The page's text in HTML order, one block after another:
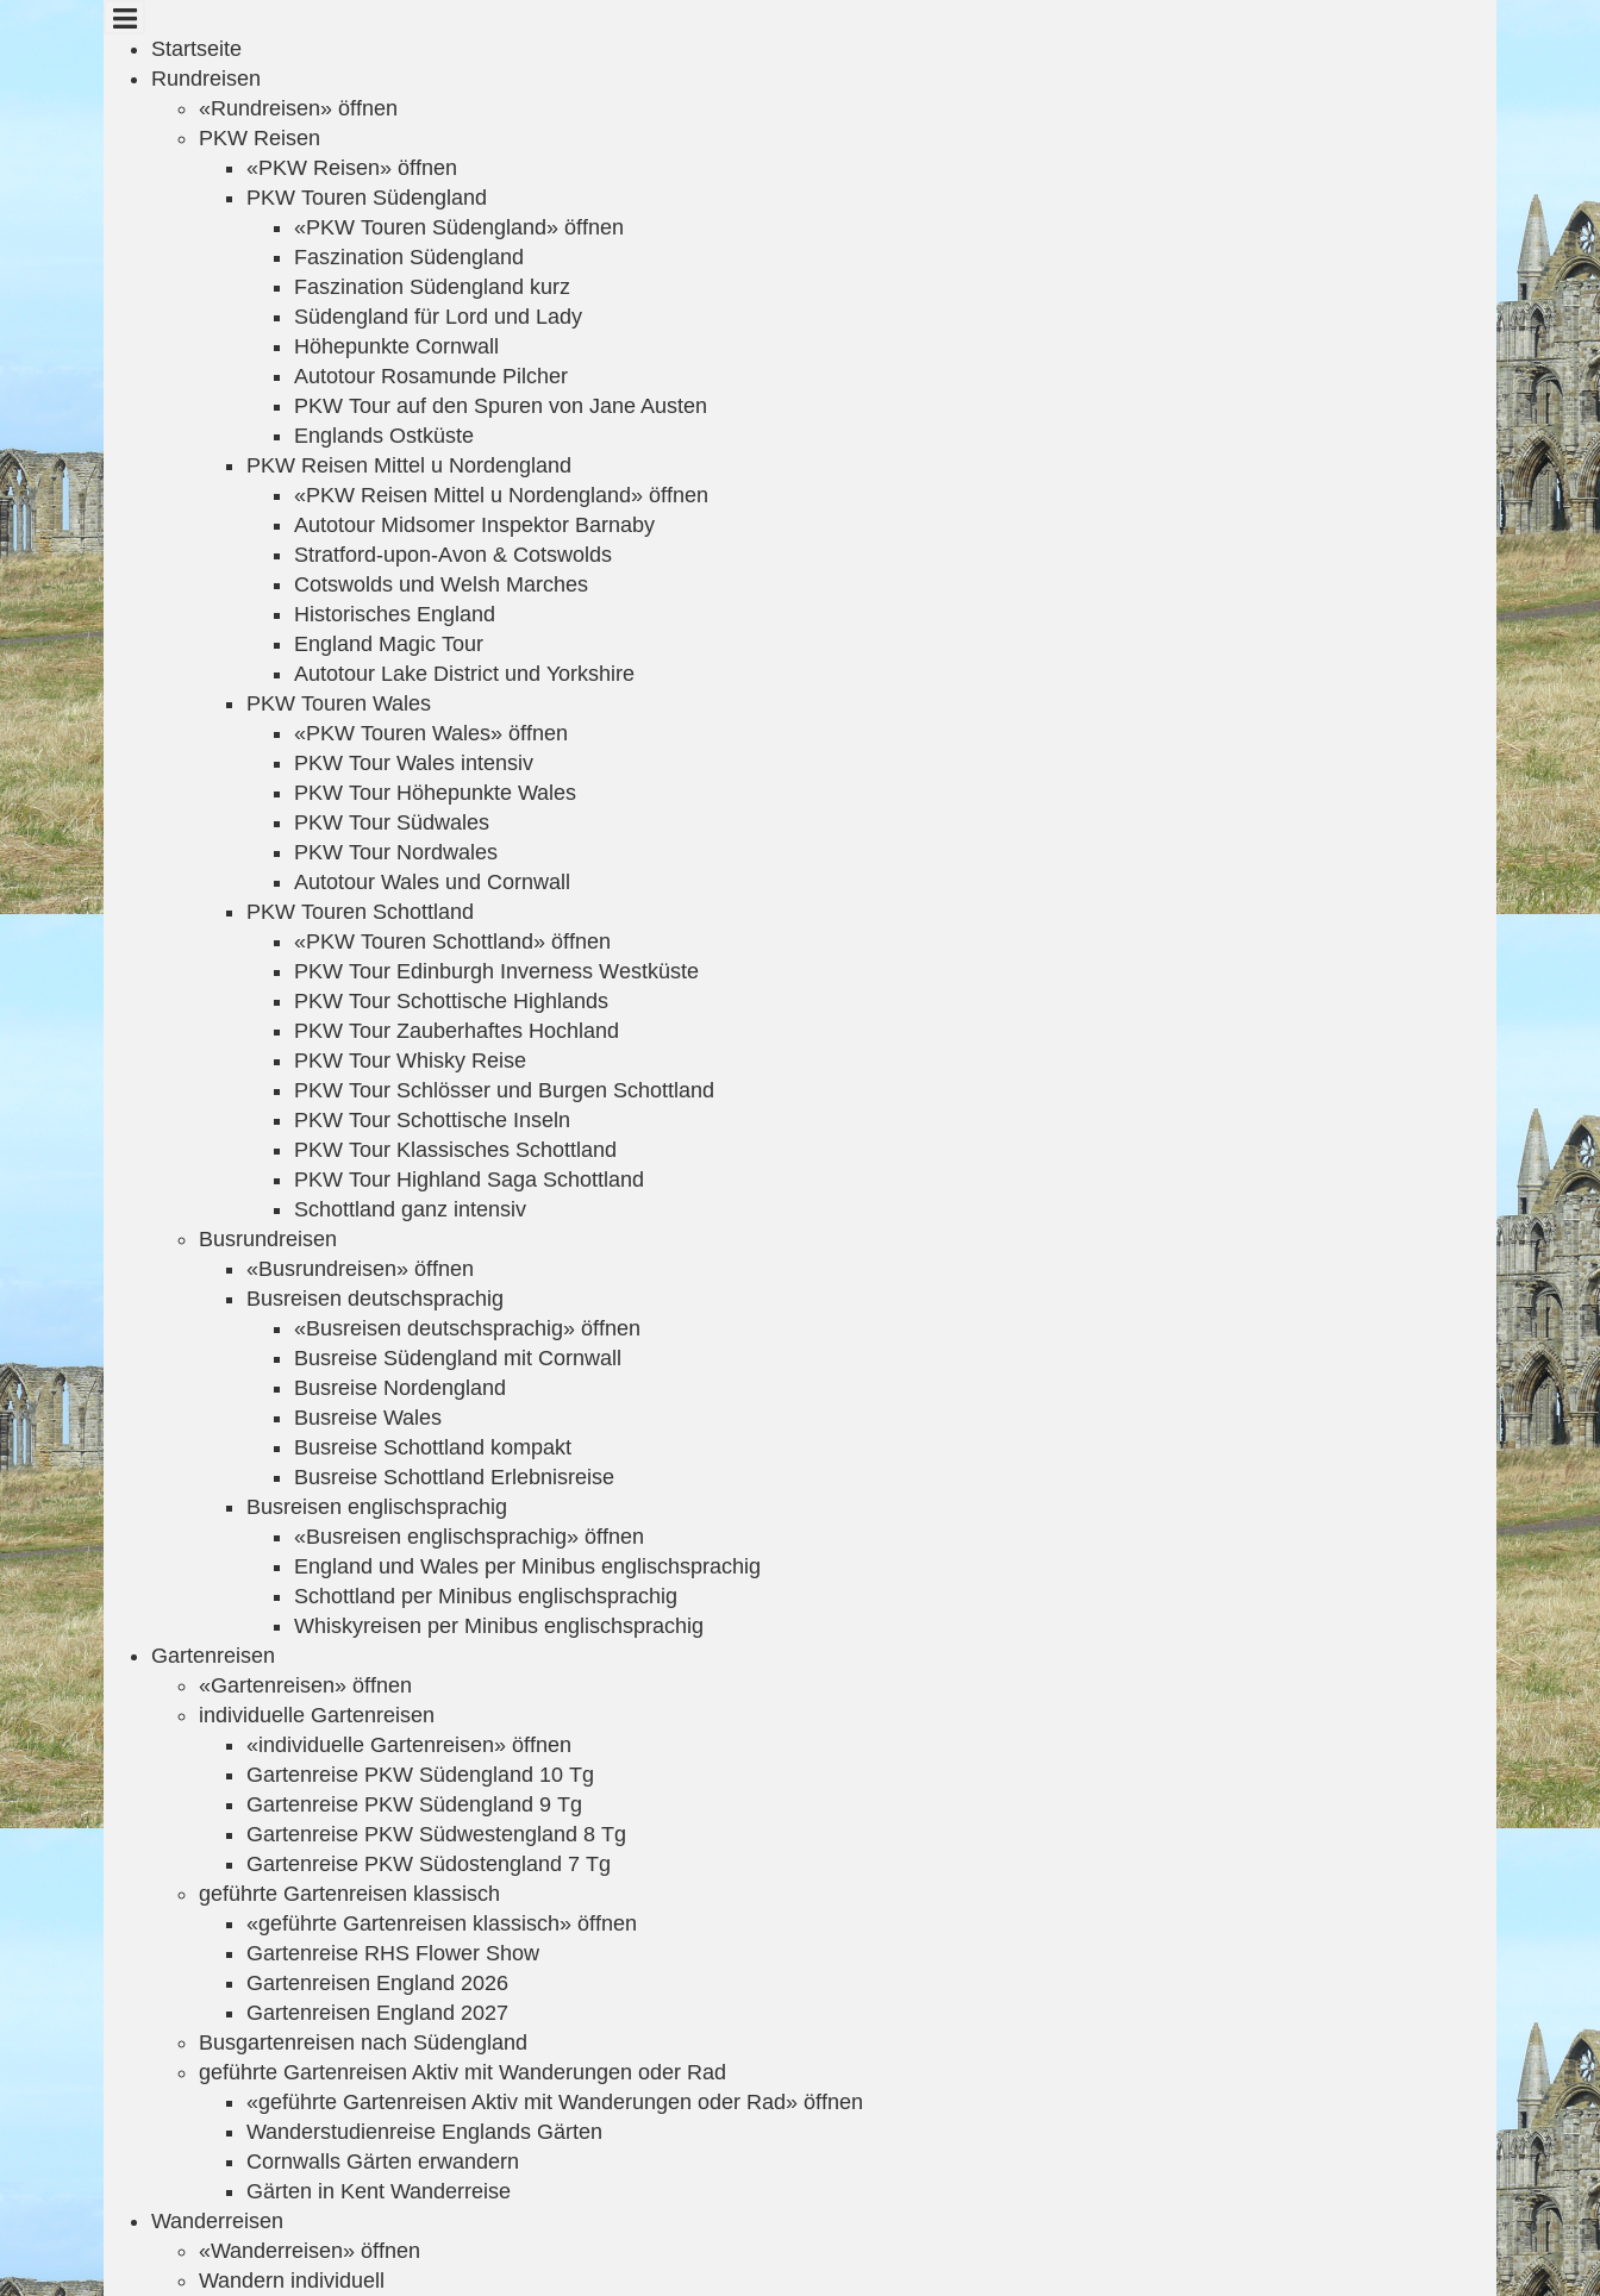
Startseite
Rundreisen
«Rundreisen» öffnen
PKW Reisen
«PKW Reisen» öffnen
PKW Touren Südengland
«PKW Touren Südengland» öffnen
Faszination Südengland
Faszination Südengland kurz
Südengland für Lord und Lady
Höhepunkte Cornwall
Autotour Rosamunde Pilcher
PKW Tour auf den Spuren von Jane Austen
Englands Ostküste
PKW Reisen Mittel u Nordengland
«PKW Reisen Mittel u Nordengland» öffnen
Autotour Midsomer Inspektor Barnaby
Stratford-upon-Avon & Cotswolds
Cotswolds und Welsh Marches
Historisches England
England Magic Tour
Autotour Lake District und Yorkshire
PKW Touren Wales
«PKW Touren Wales» öffnen
PKW Tour Wales intensiv
PKW Tour Höhepunkte Wales
PKW Tour Südwales
PKW Tour Nordwales
Autotour Wales und Cornwall
PKW Touren Schottland
«PKW Touren Schottland» öffnen
PKW Tour Edinburgh Inverness Westküste
PKW Tour Schottische Highlands
PKW Tour Zauberhaftes Hochland
PKW Tour Whisky Reise
PKW Tour Schlösser und Burgen Schottland
PKW Tour Schottische Inseln
PKW Tour Klassisches Schottland
PKW Tour Highland Saga Schottland
Schottland ganz intensiv
Busrundreisen
«Busrundreisen» öffnen
Busreisen deutschsprachig
«Busreisen deutschsprachig» öffnen
Busreise Südengland mit Cornwall
Busreise Nordengland
Busreise Wales
Busreise Schottland kompakt
Busreise Schottland Erlebnisreise
Busreisen englischsprachig
«Busreisen englischsprachig» öffnen
England und Wales per Minibus englischsprachig
Schottland per Minibus englischsprachig
Whiskyreisen per Minibus englischsprachig
Gartenreisen
«Gartenreisen» öffnen
individuelle Gartenreisen
«individuelle Gartenreisen» öffnen
Gartenreise PKW Südengland 10 Tg
Gartenreise PKW Südengland 9 Tg
Gartenreise PKW Südwestengland 8 Tg
Gartenreise PKW Südostengland 7 Tg
geführte Gartenreisen klassisch
«geführte Gartenreisen klassisch» öffnen
Gartenreise RHS Flower Show
Gartenreisen England 2026
Gartenreisen England 2027
Busgartenreisen nach Südengland
geführte Gartenreisen Aktiv mit Wanderungen oder Rad
«geführte Gartenreisen Aktiv mit Wanderungen oder Rad» öffnen
Wanderstudienreise Englands Gärten
Cornwalls Gärten erwandern
Gärten in Kent Wanderreise
Wanderreisen
«Wanderreisen» öffnen
Wandern individuell
Cookie-Einstellungen